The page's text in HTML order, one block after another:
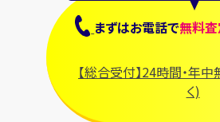
まずはお電話で無料
【総合受付】24時間・年
く)